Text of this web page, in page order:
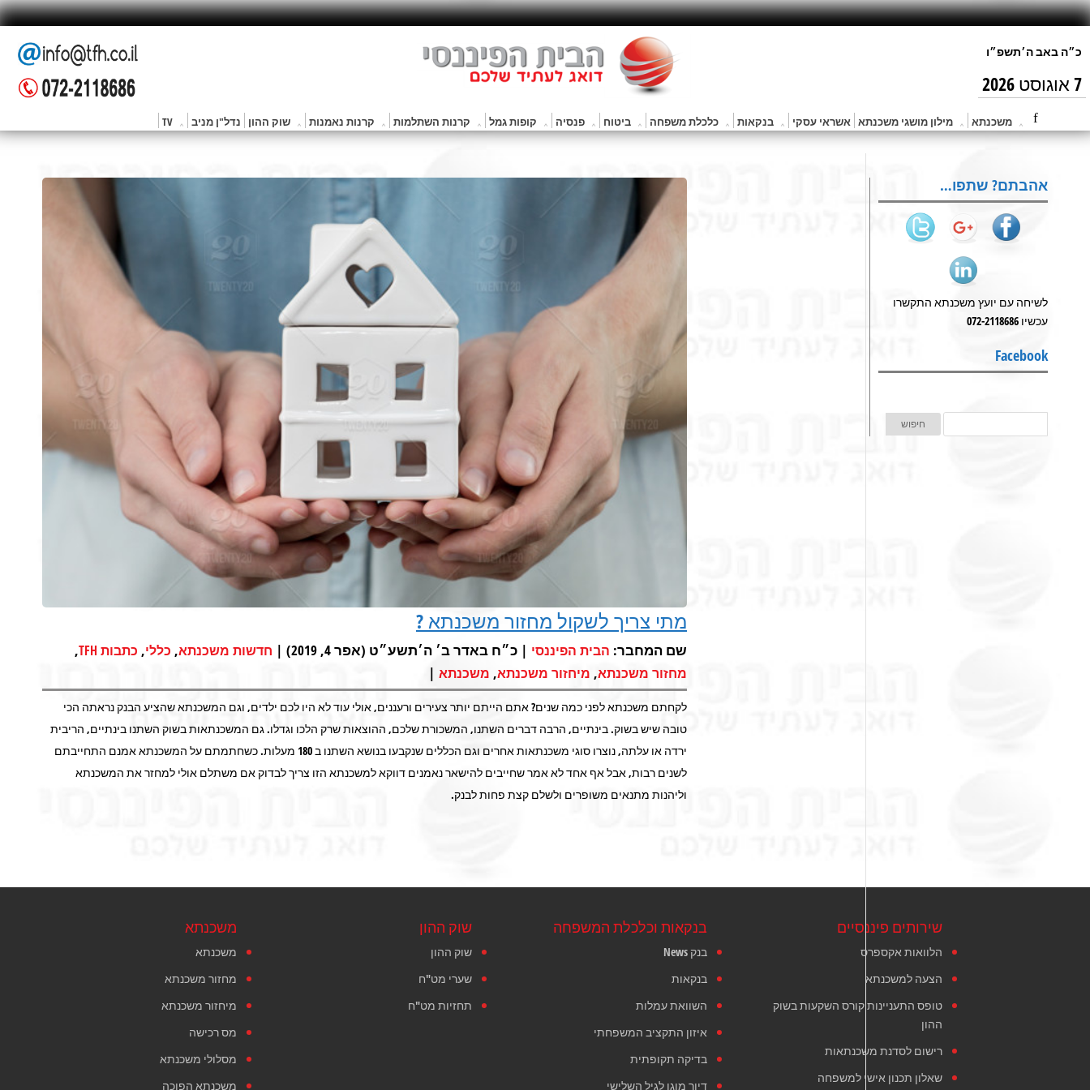
7 אוגוסט 2026
משכנתא מילון מושגי משכנתא אשראי עסקי בנקאות כלכלת משפחה ביטוח פנסיה קופות גמל קרנות השתלמות קרנות נאמנות שוק ההון נדל"ן מניב TV
מתי צריך לשקול מחזור משכנתא ?
שם המחבר: הבית הפיננסי | כ״ח באדר ב׳ ה׳תשע״ט (אפר 4, 2019) | חדשות משכנתא, כללי, כתבות TFH ,
מחזור משכנתא, מיחזור משכנתא, משכנתא |
לקחתם משכנתא לפני כמה שנים? אתם הייתם יותר צעירים ורעננים, אולי עוד לא היו לכם ילדים, וגם המשכנתא שהציע הבנק נראתה הכי
טובה שיש בשוק. בינתיים, הרבה דברים השתנו, המשכורת שלכם, ההוצאות שרק הלכו וגדלו. גם המשכנתאות בשוק השתנו בינתיים, הריבית
ירדה או עלתה, נוצרו סוגי משכנתאות אחרים וגם הכללים שנקבעו בנושא השתנו ב 180 מעלות. כשחתמתם על המשכנתא אמנם התחייבתם
לשנים רבות, אבל אף אחד לא אמר שחייבים להישאר נאמנים דווקא למשכנתא הזו צריך לבדוק אם משתלם אולי למחזר את המשכנתא
וליהנות מתנאים משופרים ולשלם קצת פחות לבנק.
אהבתם? שתפו…
לשיחה עם יועץ משכנתא התקשרו
עכשיו 072-2118686
Facebook
משכנתא
משכנתא
מחזור משכנתא
מיחזור משכנתא
מס רכישה
מסלולי משכנתא
משכנתא הפוכה
שוק ההון
שוק ההון
שערי מט"ח
תחזיות מט"ח
בנקאות וכלכלת המשפחה
בנק News
בנקאות
השוואת עמלות
איזון התקציב המשפחתי
בדיקה תקופתית
דיור מוגן לגיל השלישי
שירותים פיננסיים
הלוואות אקספרס
הצעה למשכנתא
טופס התעניינות קורס השקעות בשוק
ההון
רישום לסדנת משכנתאות
שאלון תכנון אישי למשפחה